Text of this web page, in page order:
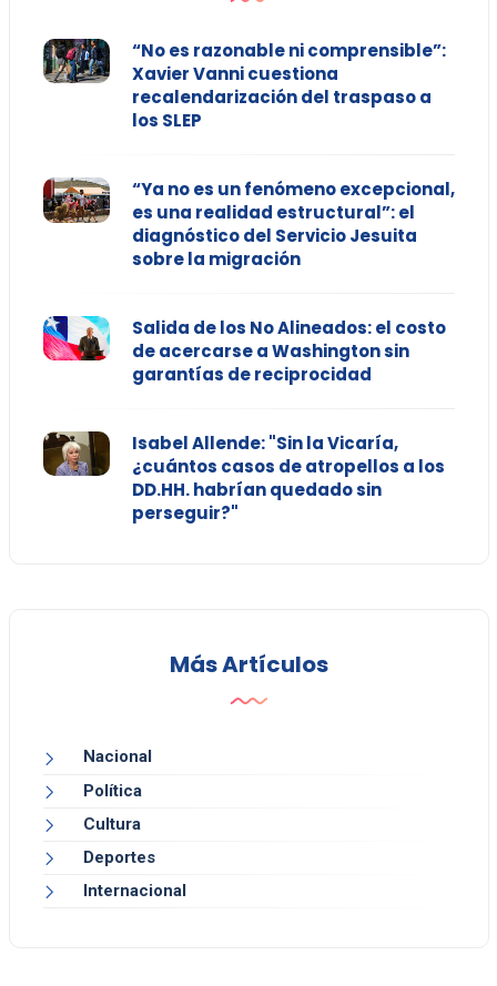
“No es razonable ni comprensible”:
Xavier Vanni cuestiona
recalendarización del traspaso a
los SLEP
“Ya no es un fenómeno excepcional,
es una realidad estructural”: el
diagnóstico del Servicio Jesuita
sobre la migración
Salida de los No Alineados: el costo
de acercarse a Washington sin
garantías de reciprocidad
Isabel Allende: "Sin la Vicaría,
¿cuántos casos de atropellos a los
DD.HH. habrían quedado sin
perseguir?"
Más Artículos
Nacional
Política
Cultura
Deportes
Internacional